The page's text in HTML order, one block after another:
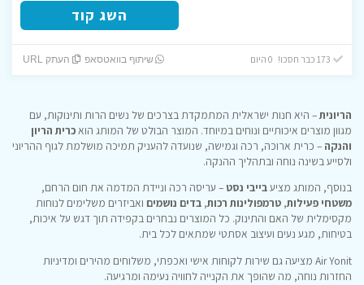
השג קוד
שיתוף בוואטסאפ העתק URL
הריונית– היא חנות ישראלית המתמקדת בצרכים של נשים הרות ותינוקות, עם
מגוון מוצרים איכותיים ונוחים במיוחד. המוצר הבולט של המותג הואכרית הריון
והנקה – כרית ארוכה, רכה וגמישה, שנועדה להעניק תמיכה מושלמת לגוף ההריוני
ולסייע בשינה נוחה ובתהליך ההנקה.
בנוסף, המותג מציעבייבי נסט – עריסה רכה וניידת המדמה את חום הרחם,
משטחי פעילות, טרמפולינות רכות, בדים נושמים ואביזרים משלימים לנוחות
מקסימלית של האם והתינוק. כל המוצרים נבחרים בקפידה תוך דגש על איכות,
בטיחות, מגע נעים ועיצוב אסתטי שמתאים לכל בית.
Air Yonit מציעה גם שירות לקוחות אישי ואכפתי, משלוחים מהירים ומדיניות
החזרות נוחה, מה שהופך את הקנייה לחוויה נעימה ומרגיעה.